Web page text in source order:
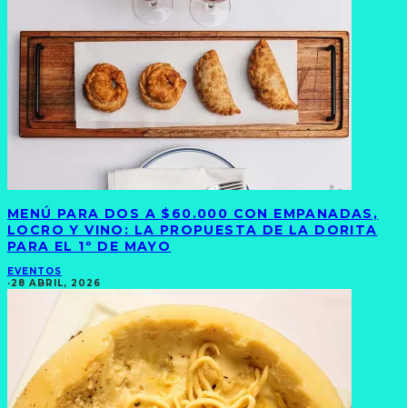
MENÚ PARA DOS A $60.000 CON EMPANADAS,
LOCRO Y VINO: LA PROPUESTA DE LA DORITA
PARA EL 1º DE MAYO
EVENTOS
·28 ABRIL, 2026